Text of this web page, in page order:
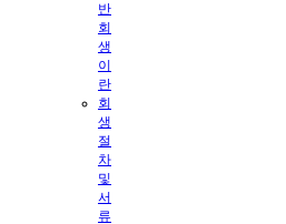
반
회
생
이
란
회
생
절
차
및
서
류